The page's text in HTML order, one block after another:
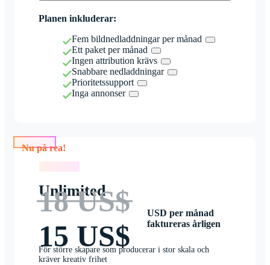
Planen inkluderar:
Fem bildnedladdningar per månad
Ett paket per månad
Ingen attribution krävs
Snabbare nedladdningar
Prioritetssupport
Inga annonser
Nu på rea!
Unlimited
18 US$
15 US$
USD per månad
faktureras årligen
För större skapare som producerar i stor skala och
kräver kreativ frihet